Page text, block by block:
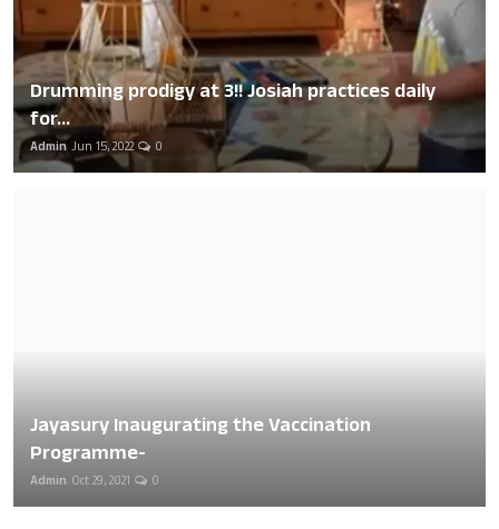
Drumming prodigy at 3!! Josiah practices daily
for...
Admin Jun 15, 2022 0
Jayasury Inaugurating the Vaccination
Programme-
Admin Oct 29, 2021 0